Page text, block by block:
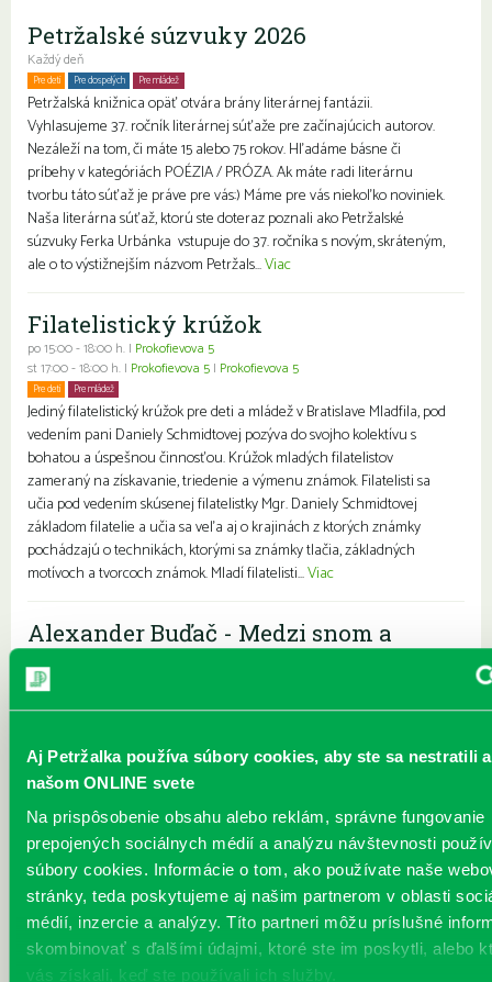
Aj Petržalka používa súbory cookies, aby ste sa nestratili
našom ONLINE svete
Na prispôsobenie obsahu alebo reklám, správne fungovanie
prepojených sociálnych médií a analýzu návštevnosti
súbory cookies. Informácie o tom, ako používate naše
stránky, teda poskytujeme aj našim partnerom v oblasti
médií, inzercie a analýzy. Títo partneri môžu príslušné
skombinovať s ďalšími údajmi, ktoré ste im poskytli, alebo
vás získali, keď ste používali ich služby.
Petržalské súzvuky 2026
Každý deň
Pre deti Pre dospelých Pre mládež
Petržalská knižnica opäť otvára brány literárnej fantázii.
Vyhlasujeme 37. ročník literárnej súťaže pre začínajúcich autorov.
Nezáleží na tom, či máte 15 alebo 75 rokov. Hľadáme básne či
príbehy v kategóriách POÉZIA / PRÓZA. Ak máte radi literárnu
tvorbu táto súťaž je práve pre vás:) Máme pre vás niekoľko noviniek.
Naša literárna súťaž, ktorú ste doteraz poznali ako Petržalské
súzvuky Ferka Urbánka vstupuje do 37. ročníka s novým, skráteným,
ale o to výstižnejším názvom Petržals...Viac
Filatelistický krúžok
po 15:00 - 18:00 h. | Prokofievova 5
st 17:00 - 18:00 h. | Prokofievova 5 | Prokofievova 5
Pre deti Pre mládež
Jediný filatelistický krúžok pre deti a mládež v Bratislave Mladfila, pod
vedením pani Daniely Schmidtovej pozýva do svojho kolektívu s
bohatou a úspešnou činnosťou. Krúžok mladých filatelistov
zameraný na získavanie, triedenie a výmenu známok. Filatelisti sa
učia pod vedením skúsenej filatelistky Mgr. Daniely Schmidtovej
základom filatelie a učia sa veľa aj o krajinách z ktorých známky
pochádzajú o technikách, ktorými sa známky tlačia, základných
motívoch a tvorcoch známok. Mladí filatelisti...Viac
Alexander Buďač - Medzi snom a
realitou
Každý deň |
Pre dospelých
ktorého diela odrážajú všetko od grotesky až po najťažšie životné
situácie. Alexander Buďač sa výtvarnej tvorbe venuje pravidelne už
unikátnej grafike a perokresbe. Predstavuje rozprávkový,
surrealistický svet snov. Kostýmovanými postavami sa snaží
vyjadrovať absenciu starnutia. Vždy ho zaujímala osoba, „postava“, s
ktorou žije alebo pracuje. Medzi jeho ľudskými postavami mo...Viac
Tajomstvo vesmíru